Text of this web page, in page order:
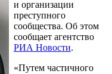
и организации
преступного
сообщества. Об этом
сообщает агентство
РИА Новости.
«Путем частичного